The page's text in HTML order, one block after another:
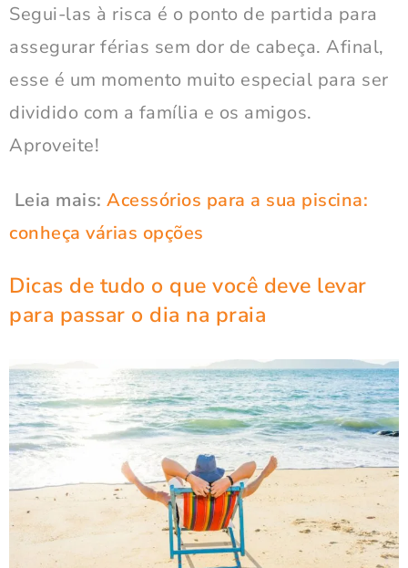
Segui-las à risca é o ponto de partida para
assegurar férias sem dor de cabeça. Afinal,
esse é um momento muito especial para ser
dividido com a família e os amigos.
Aproveite!
Leia mais: Acessórios para a sua piscina:
conheça várias opções
Dicas de tudo o que você deve levar
para passar o dia na praia